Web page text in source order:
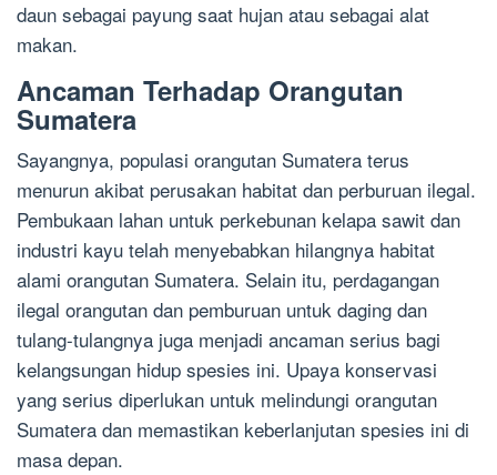
daun sebagai payung saat hujan atau sebagai alat
makan.
Ancaman Terhadap Orangutan
Sumatera
Sayangnya, populasi orangutan Sumatera terus
menurun akibat perusakan habitat dan perburuan ilegal.
Pembukaan lahan untuk perkebunan kelapa sawit dan
industri kayu telah menyebabkan hilangnya habitat
alami orangutan Sumatera. Selain itu, perdagangan
ilegal orangutan dan pemburuan untuk daging dan
tulang-tulangnya juga menjadi ancaman serius bagi
kelangsungan hidup spesies ini. Upaya konservasi
yang serius diperlukan untuk melindungi orangutan
Sumatera dan memastikan keberlanjutan spesies ini di
masa depan.